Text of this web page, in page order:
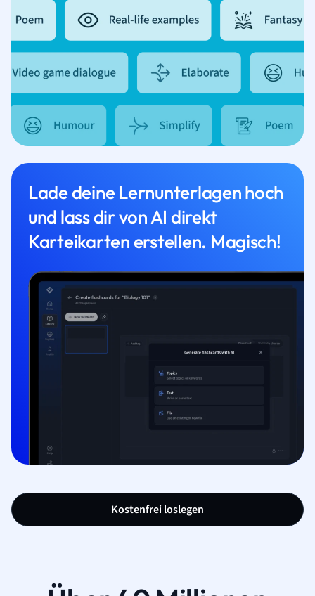
Lade deine Lernunterlagen hoch
und lass dir von AI direkt
Karteikarten erstellen. Magisch!
Kostenfrei loslegen